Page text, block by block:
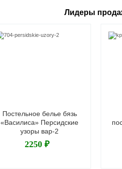
Лидеры
Постельное белье бязь
«Василиса» Персидские
узоры вар-2
2250 ₽